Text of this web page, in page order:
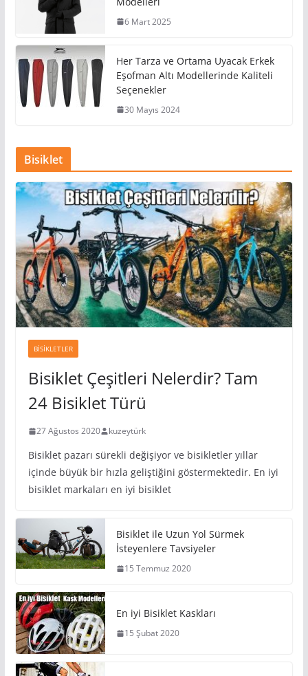
6 Mart 2025
Her Tarza ve Ortama Uyacak Erkek
Eşofman Altı Modellerinde Kaliteli
Seçenekler
30 Mayıs 2024
Bisiklet
BISIKLETLER
Bisiklet Çeşitleri Nelerdir? Tam
24 Bisiklet Türü
27 Ağustos 2020 kuzeytürk
Bisiklet pazarı sürekli değişiyor ve bisikletler yıllar
içinde büyük bir hızla geliştiğini göstermektedir. En iyi
bisiklet markaları en iyi bisiklet
Bisiklet ile Uzun Yol Sürmek
İsteyenlere Tavsiyeler
15 Temmuz 2020
En iyi Bisiklet Kaskları
15 Şubat 2020